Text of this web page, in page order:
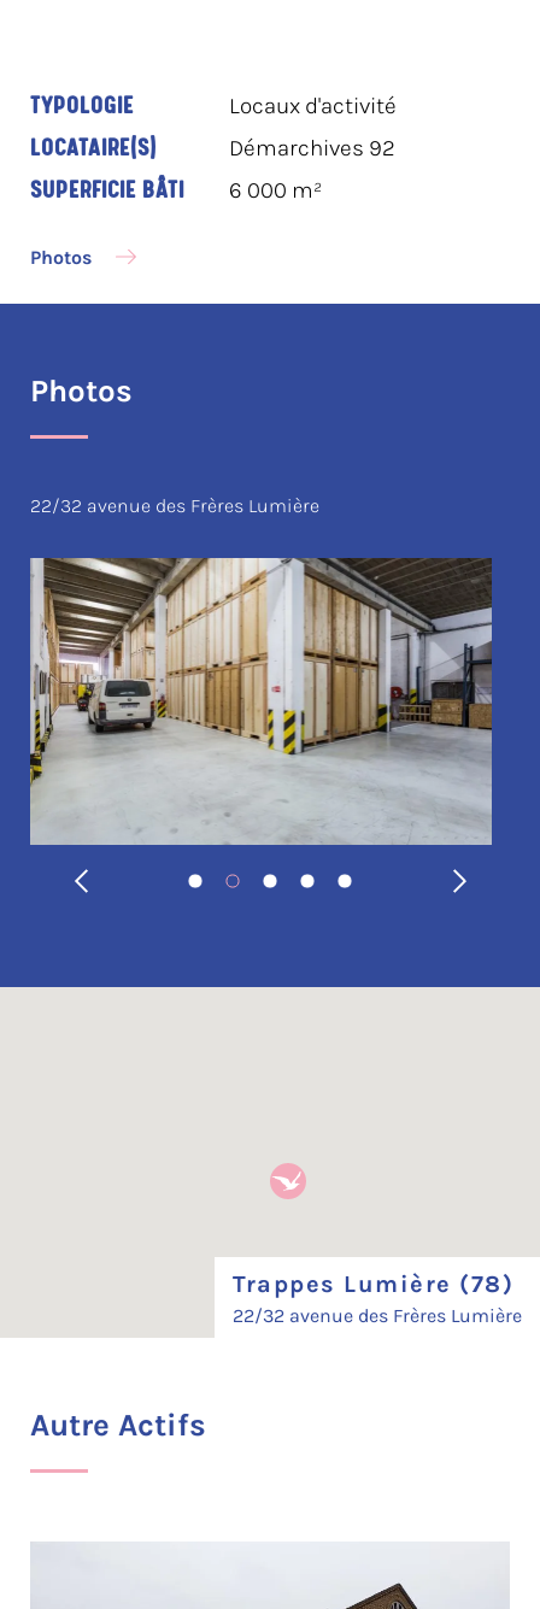
TYPOLOGIE Locaux d'activité
LOCATAIRE(S) Démarchives 92
SUPERFICIE BÂTI 6 000 m²
Photos
Photos
22/32 avenue des Frères Lumière
Trappes Lumière (78)
22/32 avenue des Frères Lumière
Autre Actifs